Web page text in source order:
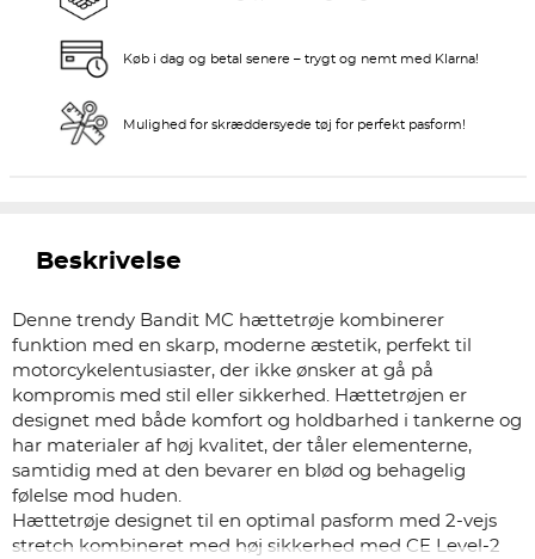
Køb i dag og betal senere – trygt og nemt med Klarna!
Mulighed for skræddersyede tøj for perfekt pasform!
Beskrivelse
Denne trendy Bandit MC hættetrøje kombinerer
funktion med en skarp, moderne æstetik, perfekt til
motorcykelentusiaster, der ikke ønsker at gå på
kompromis med stil eller sikkerhed. Hættetrøjen er
designet med både komfort og holdbarhed i tankerne og
har materialer af høj kvalitet, der tåler elementerne,
samtidig med at den bevarer en blød og behagelig
følelse mod huden.
Hættetrøje designet til en optimal pasform med 2-vejs
stretch kombineret med høj sikkerhed med CE Level-2